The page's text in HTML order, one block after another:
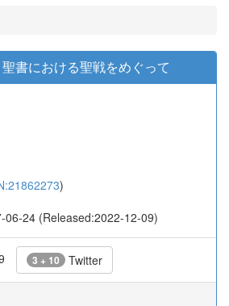
聖書における聖戦をめぐって
)
06-24 (Released:2022-12-09)
3 + 10 Twitter